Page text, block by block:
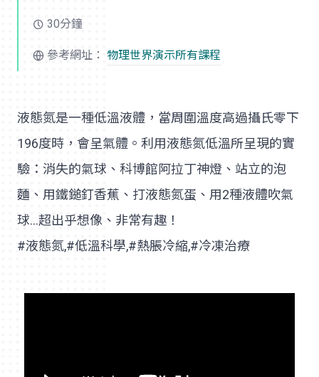
30分鐘
參考網址： 物理世界演示所有課程
液態氮是一種低溫液體，當周圍溫度高過攝氏零下
196度時，會呈氣體。利用液態氮低溫所呈現的實
驗：消失的氣球、科博館阿拉丁神燈、站立的泡
麵、用鐵鎚釘香蕉、打液態氮蛋、用2種液體吹氣
球…超出乎想像、非常有趣！
#液態氮,#低溫科學,#熱脹冷縮,#冷凍治療